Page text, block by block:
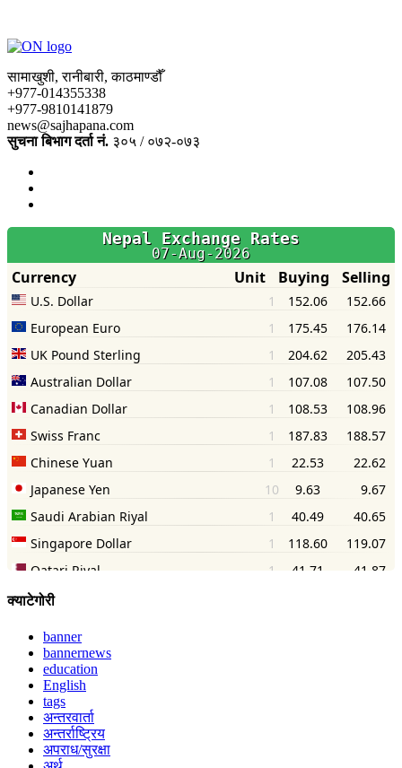
सामाखुशी, रानीबारी, काठमाण्डौँ
+977-014355338
+977-9810141879
news@sajhapana.com
सुचना बिभाग दर्ता नं. ३०५ / ०७२-०७३
क्याटेगोरी
banner
bannernews
education
English
tags
अन्तरवार्ता
अन्तर्राष्ट्रिय
अपराध/सुरक्षा